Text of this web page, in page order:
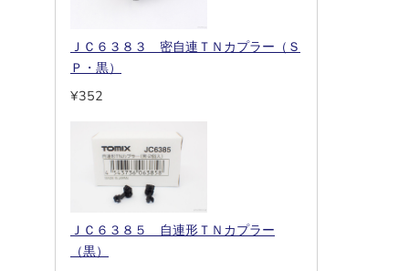
ＪＣ６３８３ 密自連ＴＮカプラー（Ｓ
Ｐ・黒）
¥352
ＪＣ６３８５ 自連形ＴＮカプラー
（黒）